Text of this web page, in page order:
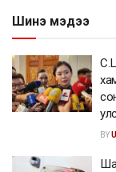
Шинэ мэдээ
BY